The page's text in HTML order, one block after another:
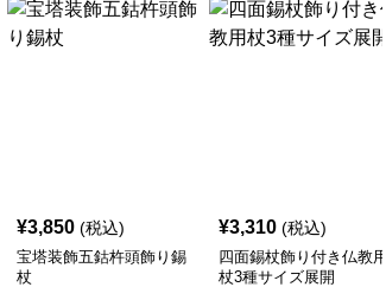
¥3,850 (税込)
宝塔装飾五鈷杵頭飾り錫
杖
¥3,310 (税込)
四面錫杖飾り付き仏教用
杖3種サイズ展開